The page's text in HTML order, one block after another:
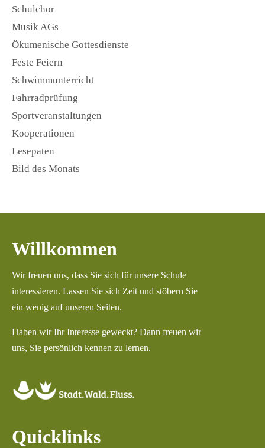
Schulchor
Musik AGs
Ökumenische Gottesdienste
Feste Feiern
Schwimmunterricht
Fahrradprüfung
Sportveranstaltungen
Kooperationen
Lesepaten
Bild des Monats
Willkommen
Wir freuen uns, dass Sie sich für unsere Schule
interessieren. Lassen Sie sich Zeit und stöbern Sie
ein wenig auf unseren Seiten.
Haben wir Ihr Interesse geweckt? Dann freuen wir
uns, Sie persönlich kennen zu lernen.
Quicklinks